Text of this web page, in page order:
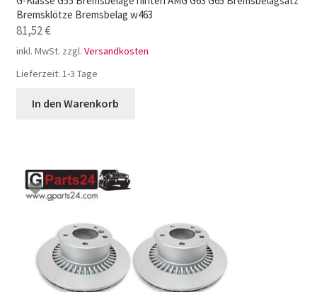
Bremsklötze Bremsbelag w463
81,52€
inkl. MwSt. zzgl. Versandkosten
Lieferzeit: 1-3 Tage
In den Warenkorb